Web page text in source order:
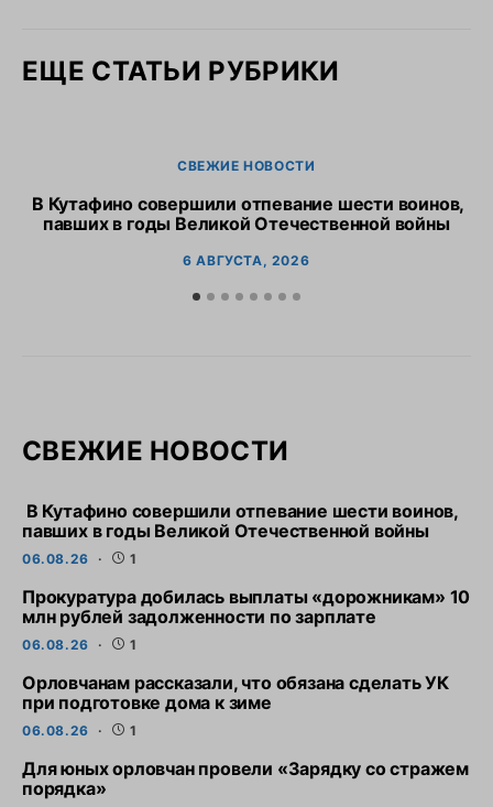
ЕЩЕ СТАТЬИ РУБРИКИ
СВЕЖИЕ НОВОСТИ
В Кутафино совершили отпевание шести воинов,
павших в годы Великой Отечественной войны
6 АВГУСТА, 2026
СВЕЖИЕ НОВОСТИ
В Кутафино совершили отпевание шести воинов,
павших в годы Великой Отечественной войны
06.08.26 1
Прокуратура добилась выплаты «дорожникам» 10
млн рублей задолженности по зарплате
06.08.26 1
Орловчанам рассказали, что обязана сделать УК
при подготовке дома к зиме
06.08.26 1
Для юных орловчан провели «Зарядку со стражем
порядка»